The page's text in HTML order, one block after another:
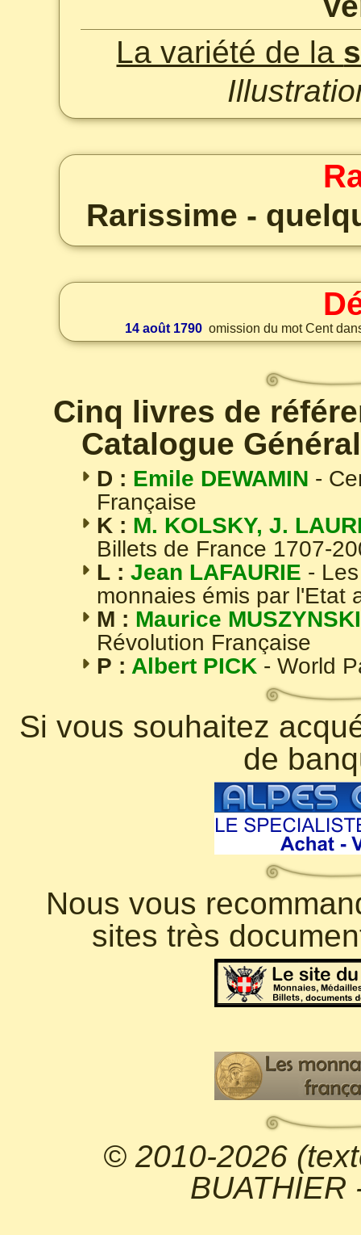
La variété de la
Rarissime -
14 août 1790 omission du mot Cent
Cinq livres de
Catalogue
D : Emile DEWAMIN -
Française
K : M. KOLSKY, J.
Billets de France 1707-
L : Jean LAFAURIE -
monnaies émis par l'Etat
M : Maurice MUSZYNSKI
Révolution Française
P : Albert PICK - World
Si vous souhaitez
de
Nous vous
sites très
© 2010-2026
BUATHIER